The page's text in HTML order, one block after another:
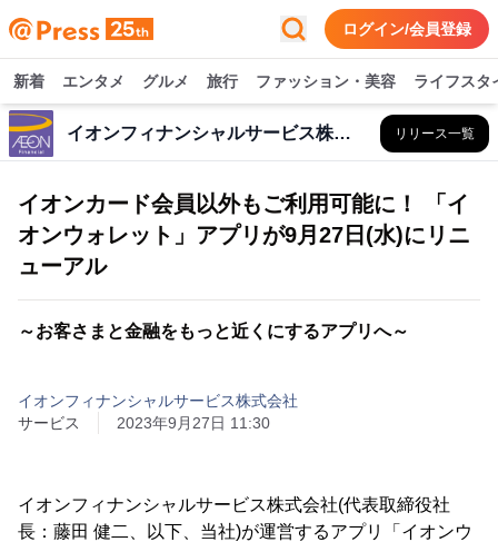
ログイン/会員登録
新着 エンタメ グルメ 旅行 ファッション・美容 ライフスタ
イオンフィナンシャルサービス株式会社 リリース一覧
イオンカード会員以外もご利用可能に！ 「イ
オンウォレット」アプリが9月27日(水)にリニ
ューアル
～お客さまと金融をもっと近くにするアプリへ～
イオンフィナンシャルサービス株式会社
サービス
2023年9月27日 11:30
イオンフィナンシャルサービス株式会社(代表取締役社
長：藤田 健二、以下、当社)が運営するアプリ「イオンウ